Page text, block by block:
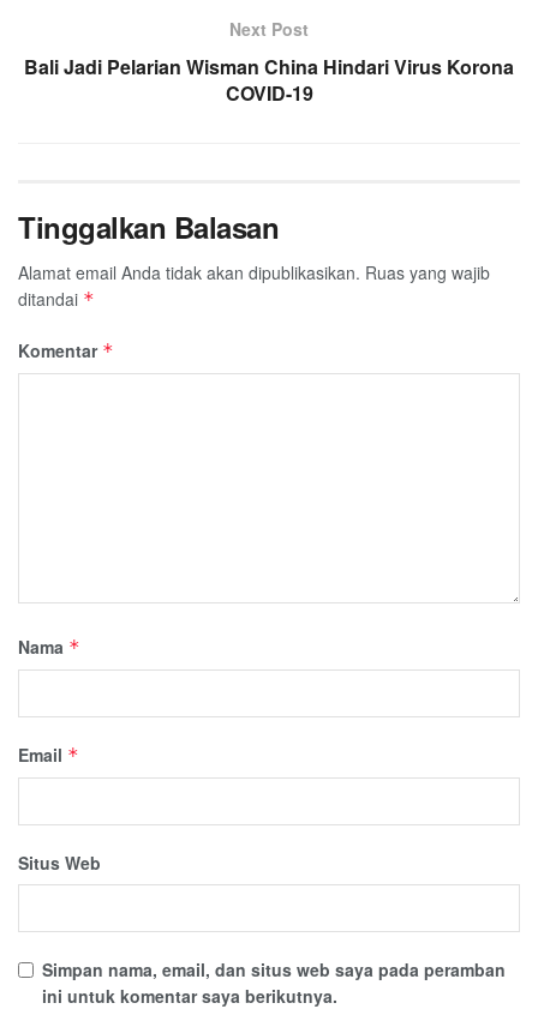
Next Post
Bali Jadi Pelarian Wisman China Hindari Virus Korona
COVID-19
Tinggalkan Balasan
Alamat email Anda tidak akan dipublikasikan. Ruas yang wajib
ditandai *
Komentar *
Nama *
Email *
Situs Web
Simpan nama, email, dan situs web saya pada peramban
ini untuk komentar saya berikutnya.